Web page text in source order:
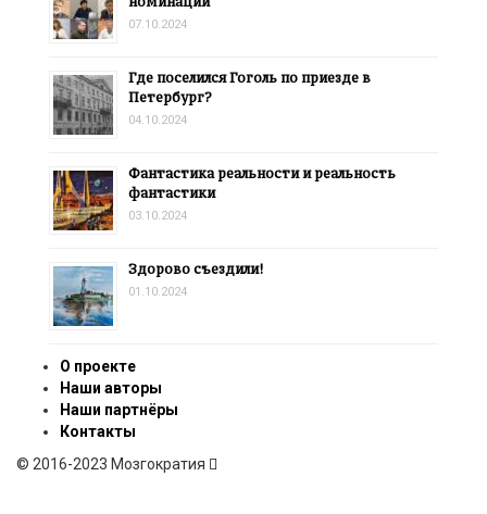
07.10.2024
Где поселился Гоголь по приезде в
Петербург?
04.10.2024
Фантастика реальности и реальность
фантастики
03.10.2024
Здорово съездили!
01.10.2024
О проекте
Наши авторы
Наши партнёры
Контакты
© 2016-2023 Мозгократия